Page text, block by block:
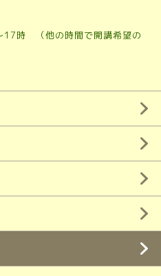
時 （他の時間で開講希望の